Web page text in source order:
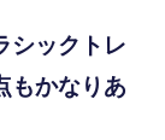
シックトレ
もかなりあ